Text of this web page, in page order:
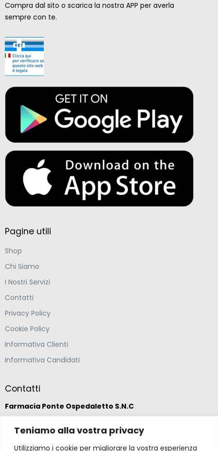
Teniamo alla vostra privacy
Utilizziamo i cookie per migliorare la vostra esperienza
Compra dal sito o scarica la nostra APP per averla
sempre con te.
Pagine utili
Shop
Chi Siamo
I Nostri Servizi
Contatti
Privacy Policy
Cookie Policy
Informativa Clienti
Informativa Candidati
Contatti
Farmacia Ponte Ospedaletto S.N.C
Via della Solidarietà 2,
47020 Longiano, Forlì-Cesena